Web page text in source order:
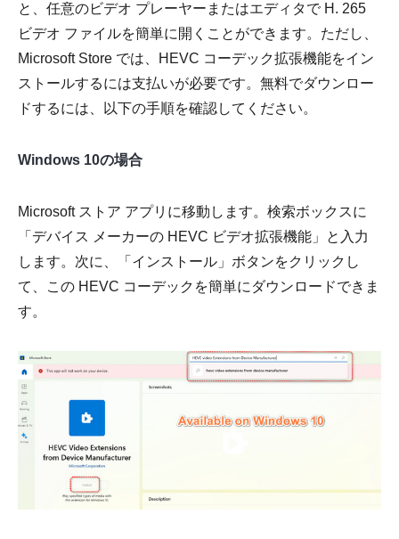
と、任意のビデオ プレーヤーまたはエディタで H. 265
ビデオ ファイルを簡単に開くことができます。ただし、
Microsoft Store では、HEVC コーデック拡張機能をイン
ストールするには支払いが必要です。無料でダウンロー
ドするには、以下の手順を確認してください。
Windows 10の場合
Microsoft ストア アプリに移動します。検索ボックスに
「デバイス メーカーの HEVC ビデオ拡張機能」と入力
します。次に、「インストール」ボタンをクリックし
て、この HEVC コーデックを簡単にダウンロードできま
す。